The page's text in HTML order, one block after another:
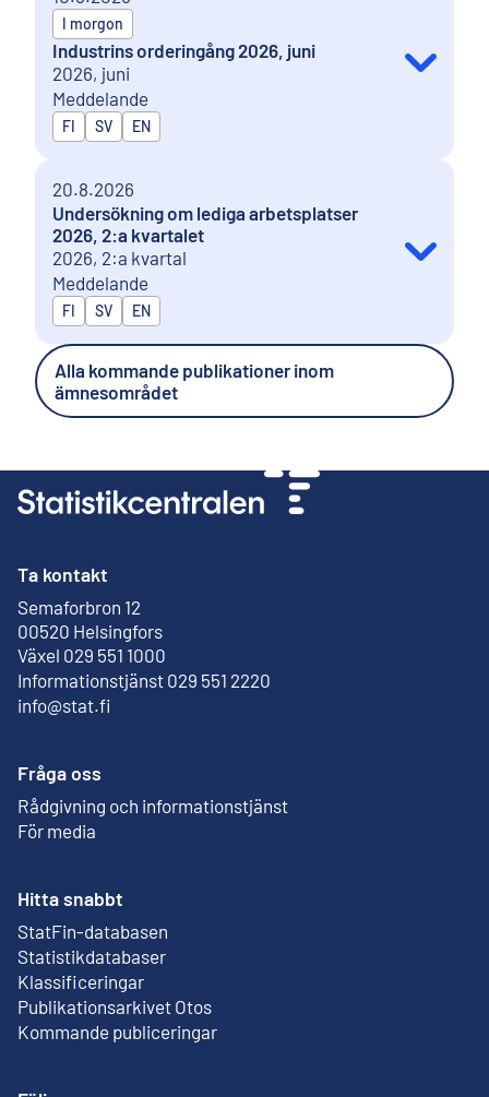
I morgon
Industrins orderingång 2026, juni
2026, juni
Meddelande
Publiceras på
FI SV EN
20.8.2026
Undersökning om lediga arbetsplatser
2026, 2:a kvartalet
2026, 2:a kvartal
Meddelande
Publiceras på
FI SV EN
Alla kommande publikationer inom
ämnesområdet
Ta kontakt
Semaforbron 12
00520 Helsingfors
Extern länk
Växel 029 551 1000
Informationstjänst 029 551 2220
info@stat.fi
Fråga oss
Rådgivning och informationstjänst
För media
Hitta snabbt
StatFin-databasen
Extern länk
Statistikdatabaser
Klassificeringar
Publikationsarkivet Otos
Extern länk
Kommande publiceringar